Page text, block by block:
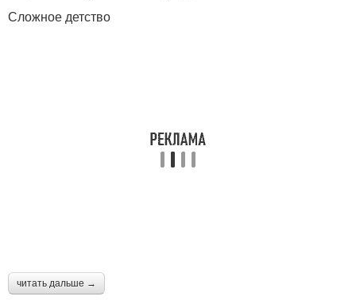
Сложное детство
читать дальше →